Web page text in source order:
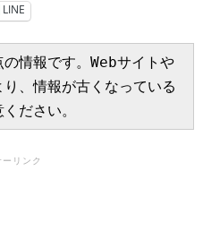
LINE
情報です。Webサイトや
、情報が古くなっている
ださい。
ーリンク